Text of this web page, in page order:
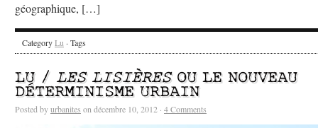
géographique, […]
CategoryLu · Tags
LU / LES LISIÈRESOU LE NOUVEAU
DÉTERMINISME URBAIN
Posted byurbanites on décembre 10, 2012 · 4 Comments